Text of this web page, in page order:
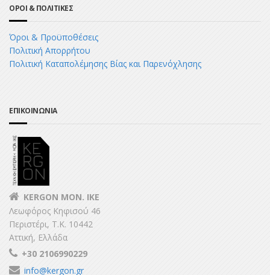
ΟΡΟΙ & ΠΟΛΙΤΙΚΕΣ
Όροι & Προϋποθέσεις
Πολιτική Απορρήτου
Πολιτική Καταπολέμησης Βίας και Παρενόχλησης
ΕΠΙΚΟΙΝΩΝΙΑ
KERGON MON. ΙΚΕ
Λεωφόρος Κηφισού 46
Περιστέρι, Τ.Κ. 10442
Αττική, Ελλάδα
+30 2106990229
info@kergon.gr